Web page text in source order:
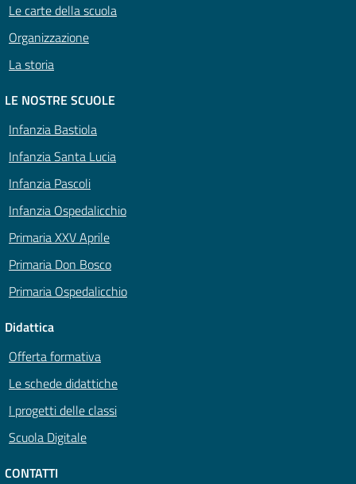
Le carte della scuola
Organizzazione
La storia
LE NOSTRE SCUOLE
Infanzia Bastiola
Infanzia Santa Lucia
Infanzia Pascoli
Infanzia Ospedalicchio
Primaria XXV Aprile
Primaria Don Bosco
Primaria Ospedalicchio
Didattica
Offerta formativa
Le schede didattiche
I progetti delle classi
Scuola Digitale
CONTATTI